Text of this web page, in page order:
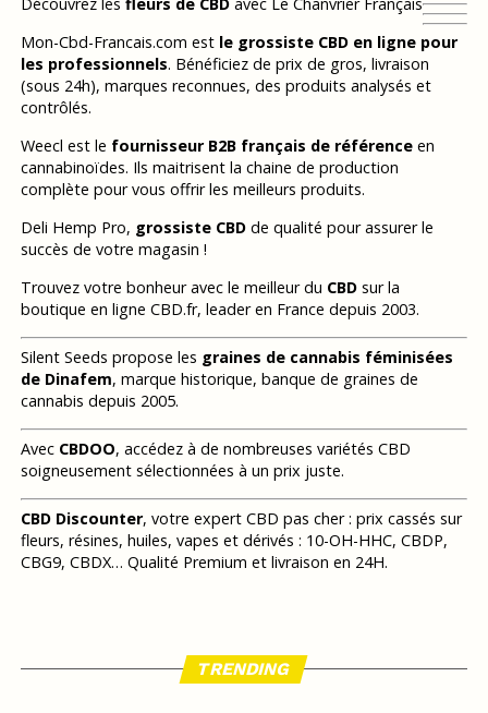
Mon-Cbd-Francais.com est le grossiste CBD en ligne pour
les professionnels. Bénéficiez de prix de gros, livraison
(sous 24h), marques reconnues, des produits analysés et
contrôlés.
Weecl est le fournisseur B2B français de référenceen
cannabinoïdes. Ils maitrisent la chaine de production
complète pour vous offrir les meilleurs produits.
Deli Hemp Pro, grossiste CBDde qualité pour assurer le
succès de votre magasin !
Trouvez votre bonheur avec le meilleur du CBDsur la
boutique en ligne CBD.fr, leader en France depuis 2003.
Silent Seeds propose les graines de cannabis féminisées
de Dinafem, marque historique, banque de graines de
cannabis depuis 2005.
Avec CBDOO, accédez à de nombreuses variétés CBD
soigneusement sélectionnées à un prix juste.
CBD Discounter, votre expert CBD pas cher : prix cassés sur
fleurs, résines, huiles, vapes et dérivés : 10-OH-HHC, CBDP,
CBG9, CBDX… Qualité Premium et livraison en 24H.
TRENDING